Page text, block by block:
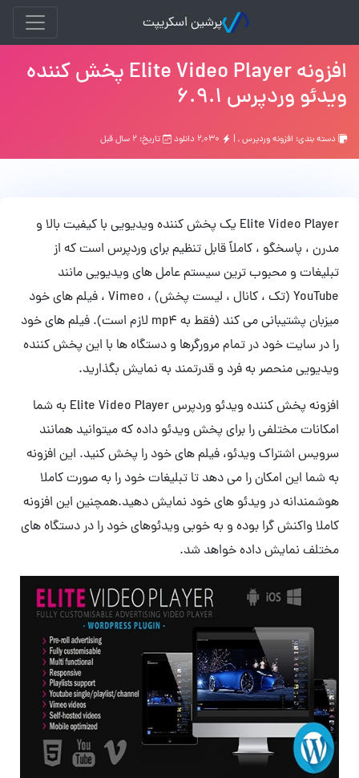
پرشین اسکریپت
افزونه Elite Video Player پخش کننده
ویدئو وردپرس 6.9.1
دسته بندی: افزونه وردپرس, | تاریخ: ۲ سال قبل
Elite Video Player یک پخش کننده ویدیویی با کیفیت بالا و
مدرن ، پاسخگو ، کاملاً قابل تنظیم برای وردپرس است که از
تبلیغات و محبوب ترین سیستم عامل های ویدیویی مانند
YouTube (تک ، کانال ، لیست پخش) ، Vimeo ، فیلم های خود
میزبان پشتیبانی می کند (فقط به mp4 لازم است). فیلم های خود
را در سایت خود در تمام مرورگرها و دستگاه ها با این پخش کننده
ویدیویی منحصر به فرد و قدرتمند به نمایش بگذارید.
افزونه پخش کننده ویدئو وردپرس Elite Video Player به شما
امکانات مختلفی را برای پخش ویدئو داده که میتوانید همانند
سرویس اشتراک ویدئو، فیلم های خود را پخش کنید. این افزونه
به شما این امکان را می دهد تا تبلیغات خود را به صورت کاملا
هوشمندانه در ویدئو های خود نمایش دهید.همچنین این افزونه
کاملا واکنش گرا بوده و به خوبی ویدئوهای خود را در دستگاه های
مختلف نمایش داده خواهد شد.